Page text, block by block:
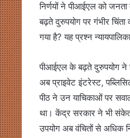
निर्णयों ने पीआईएल को
बढ़ते दुरुपयोग पर गंभीर
गया है? यह प्रश्न
पीआईएल के बढ़ते दुरुपयोग ने
अब प्राइवेट इंटरेस्ट,
पीठ ने उन याचिकाओं पर
था। केंद्र सरकार ने भी
उपयोग अब वंचितों से अधिक